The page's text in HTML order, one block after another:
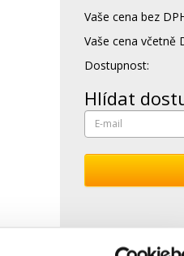
Vaše cena bez
Vaše cena včetně
Dostupnost:
Hlídat